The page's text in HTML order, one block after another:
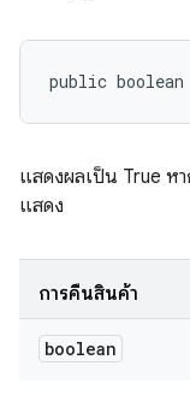
public boolean
แสดงผลเป็น True ห
แสดง
การคืนสินค้า
boolean